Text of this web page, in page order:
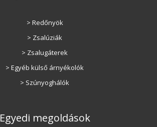
> Redőnyök
> Zsalúziák
> Zsalugáterek
> Egyéb külső árnyékolók
> Szúnyoghálók
Egyedi megoldások